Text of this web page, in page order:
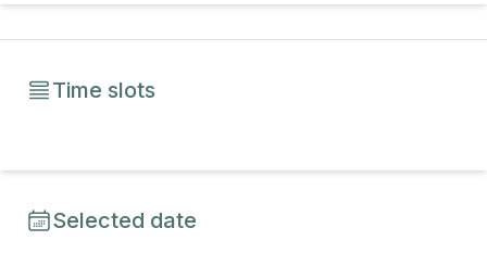
Time slots
Selected date